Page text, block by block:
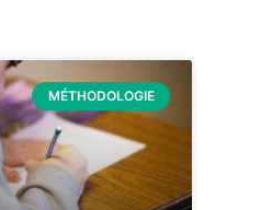
MÉTHODOLOGIE